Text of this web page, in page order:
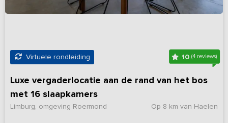
Virtuele rondleiding 10 (4 reviews)
Luxe vergaderlocatie aan de rand van het bos
met 16 slaapkamers
Op 8 km van Haelen
Limburg, omgeving Roermond